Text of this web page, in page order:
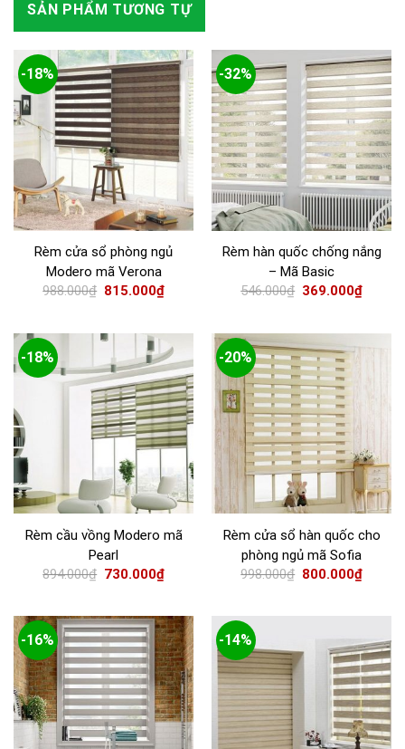
SẢN PHẨM TƯƠNG TỰ
-18%
Rèm cửa sổ phòng ngủ
Modero mã Verona
988.000₫ 815.000₫
-32%
Rèm hàn quốc chống nắng
– Mã Basic
546.000₫ 369.000₫
-18%
Rèm cầu vồng Modero mã
Pearl
894.000₫ 730.000₫
-20%
Rèm cửa sổ hàn quốc cho
phòng ngủ mã Sofia
998.000₫ 800.000₫
-16% -14%